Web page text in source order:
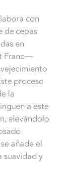
con
de cepas
en
Franc—
proceso
la
a este
elevándolo
añade el
y